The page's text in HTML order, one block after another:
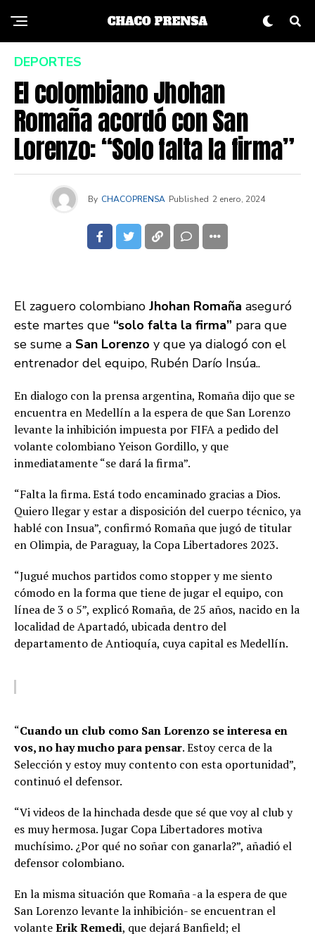
DEPORTES
El colombiano Jhohan
Romaña acordó con San
Lorenzo: “Solo falta la firma”
By CHACOPRENSA Published 2 enero, 2024
El zaguero colombiano Jhohan Romaña aseguró
este martes que “solo falta la firma” para que
se sume a San Lorenzo y que ya dialogó con el
entrenador del equipo, Rubén Darío Insúa..
En dialogo con la prensa argentina, Romaña dijo que se
encuentra en Medellín a la espera de que San Lorenzo
levante la inhibición impuesta por FIFA a pedido del
volante colombiano Yeison Gordillo, y que
inmediatamente “se dará la firma”.
“Falta la firma. Está todo encaminado gracias a Dios.
Quiero llegar y estar a disposición del cuerpo técnico, ya
hablé con Insua”, confirmó Romaña que jugó de titular
en Olimpia, de Paraguay, la Copa Libertadores 2023.
“Jugué muchos partidos como stopper y me siento
cómodo en la forma que tiene de jugar el equipo, con
línea de 3 o 5”, explicó Romaña, de 25 años, nacido en la
localidad de Apartadó, ubicada dentro del
departamento de Antioquía, cuya capital es Medellín.
“Cuando un club como San Lorenzo se interesa en
vos, no hay mucho para pensar. Estoy cerca de la
Selección y estoy muy contento con esta oportunidad”,
continuó el defensor.
“Vi videos de la hinchada desde que sé que voy al club y
es muy hermosa. Jugar Copa Libertadores motiva
muchísimo. ¿Por qué no soñar con ganarla?”, añadió el
defensor colombiano.
En la misma situación que Romaña -a la espera de que
San Lorenzo levante la inhibición- se encuentran el
volanteErik Remedi, que dejará Banfield; el